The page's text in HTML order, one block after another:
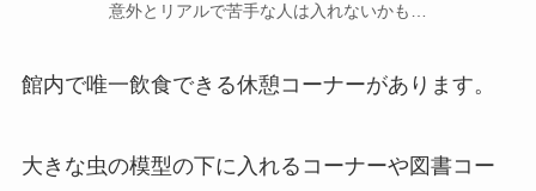
意外とリアルで苦手な人は入れないかも…
館内で唯一飲食できる休憩コーナーがあります。
大きな虫の模型の下に入れるコーナーや図書コー